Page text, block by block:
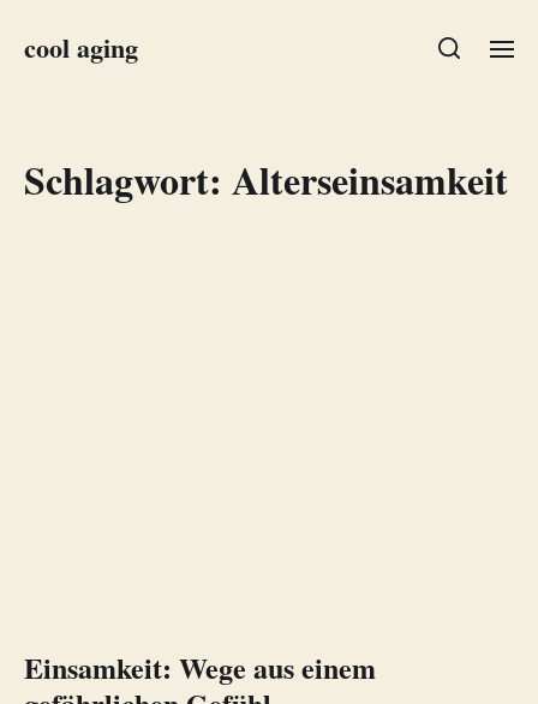
cool aging
Schlagwort: Alterseinsamkeit
Einsamkeit: Wege aus einem